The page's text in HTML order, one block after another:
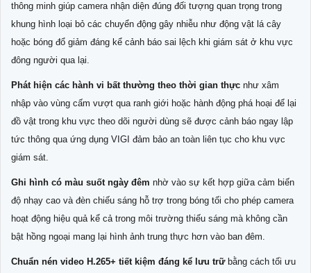
thông minh giúp camera nhận diện đúng đối tượng quan trọng trong
khung hình loại bỏ các chuyển động gây nhiễu như động vật lá cây
hoặc bóng đổ giảm đáng kể cảnh báo sai lệch khi giám sát ở khu vực
đông người qua lại.
Phát hiện các hành vi bất thường theo thời gian thực như xâm
nhập vào vùng cấm vượt qua ranh giới hoặc hành động phá hoại để lại
đồ vật trong khu vực theo dõi người dùng sẽ được cảnh báo ngay lập
tức thông qua ứng dụng VIGI đảm bảo an toàn liên tục cho khu vực
giám sát.
Ghi hình có màu suốt ngày đêm nhờ vào sự kết hợp giữa cảm biến
độ nhạy cao và đèn chiếu sáng hỗ trợ trong bóng tối cho phép camera
hoạt động hiệu quả kể cả trong môi trường thiếu sáng mà không cần
bật hồng ngoại mang lại hình ảnh trung thực hơn vào ban đêm.
Chuẩn nén video H.265+ tiết kiệm đáng kể lưu trữbằng cách tối ưu